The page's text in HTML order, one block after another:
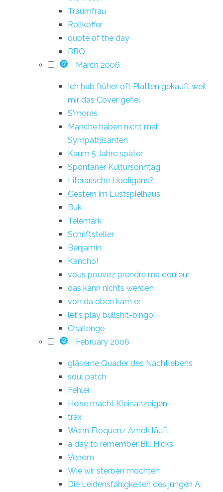
Traumfrau
Rollkoffer
quote of the day
BBQ
17 March 2006
Ich hab früher oft Platten gekauft weil
mir das Cover gefiel
S'mores
Manche haben nicht mal
Sympathisanten
Kaum 5 Jahre später
Spontaner Kultursonntag
Literarische Hooligans?
Gestern im Lustspielhaus
Buk
Telemark
Schriftsteller
Benjamin
Kancho!
vous pouvez prendre ma douleur
das kann nichts werden
von da oben kam er
let's play bullshit-bingo
Challenge
12 February 2006
gläserne Quader des Nachtlebens
soul patch
Fehler
Heise macht Kleinanzeigen
trax
Wenn Eloquenz Amok läuft
a day to remember Bill Hicks
Venom
Wie wir sterben möchten
Die Leidensfähigkeiten des jungen A.